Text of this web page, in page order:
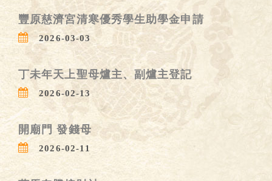
豐原慈濟宮清寒優秀學生助學金申請
2026-03-03
丁未年天上聖母爐主、副爐主登記
2026-02-13
開廟門 發錢母
2026-02-11